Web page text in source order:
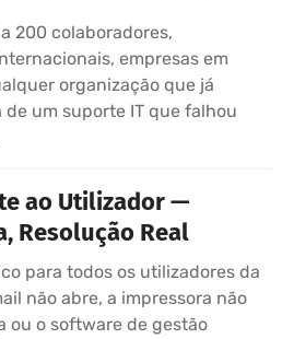
200 colaboradores,
empresas em
organização que já
um suporte IT que falhou
ao Utilizador —
Resolução Real
para todos os utilizadores da
não abre, a impressora não
ou o software de gestão